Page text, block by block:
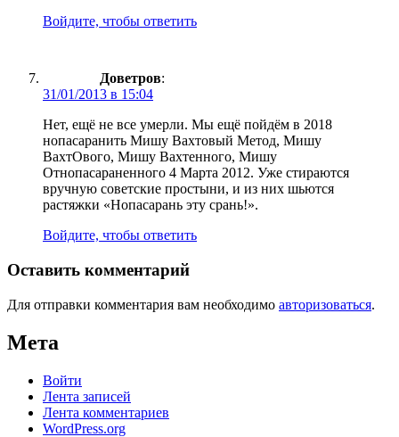
Войдите, чтобы ответить
Доветров:
31/01/2013 в 15:04
Нет, ещё не все умерли. Мы ещё пойдём в 2018
нопасаранить Мишу Вахтовый Метод, Мишу
ВахтОвого, Мишу Вахтенного, Мишу
Отнопасараненного 4 Марта 2012. Уже стираются
вручную советские простыни, и из них шьются
растяжки «Нопасарань эту срань!».
Войдите, чтобы ответить
Оставить комментарий
Для отправки комментария вам необходимо авторизоваться.
Мета
Войти
Лента записей
Лента комментариев
WordPress.org